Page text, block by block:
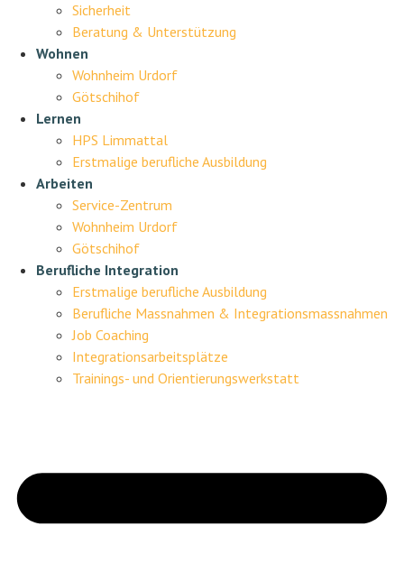
Sicherheit
Beratung & Unterstützung
Wohnen
Wohnheim Urdorf
Götschihof
Lernen
HPS Limmattal
Erstmalige berufliche Ausbildung
Arbeiten
Service-Zentrum
Wohnheim Urdorf
Götschihof
Berufliche Integration
Erstmalige berufliche Ausbildung
Berufliche Massnahmen & Integrationsmassnahmen
Job Coaching
Integrationsarbeitsplätze
Trainings- und Orientierungswerkstatt